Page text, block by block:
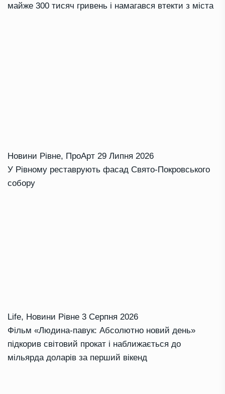
майже 300 тисяч гривень і намагався втекти з міста
Новини Рівне, ПроАрт 29 Липня 2026
У Рівному реставрують фасад Свято-Покровського
собору
Life, Новини Рівне 3 Серпня 2026
Фільм «Людина-павук: Абсолютно новий день»
підкорив світовий прокат і наближається до
мільярда доларів за перший вікенд